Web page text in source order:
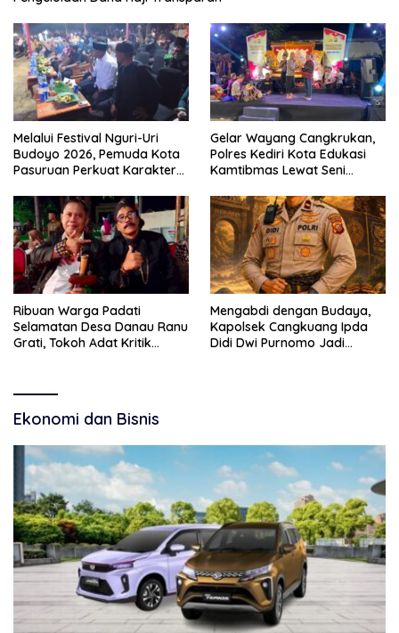
Melalui Festival Nguri-Uri
Budoyo 2026, Pemuda Kota
Pasuruan Perkuat Karakter
Narkoba
Gelar Wayang Cangkrukan,
Polres Kediri Kota Edukasi
Kamtibmas Lewat Seni
Ribuan Warga Padati
Selamatan Desa Danau Ranu
Grati, Tokoh Adat Kritik
Mengabdi dengan Budaya,
Kapolsek Cangkuang Ipda
Didi Dwi Purnomo Jadi
Ekonomi dan Bisnis